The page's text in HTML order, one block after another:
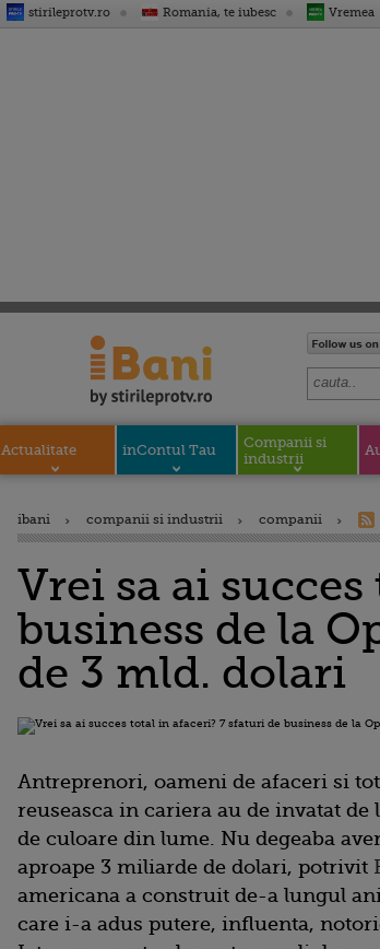
stirileprotv.ro Romania, te iubesc Vremea
Actualitate inContul Tau
Companii si
industrii
ibani companii si industrii companii
Vrei sa ai
business de la
de 3 mld. dolari
Antreprenori, oameni de afaceri si
reuseasca in cariera au de invatat de
de culoare din lume. Nu degeaba
aproape 3 miliarde de dolari, potrivit
americana a construit de-a lungul
care i-a adus putere, influenta,